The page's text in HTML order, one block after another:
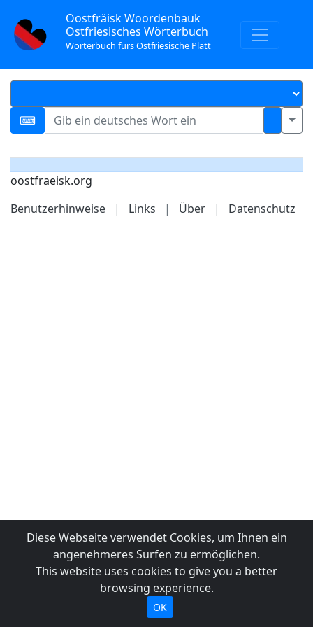
Oostfräisk Woordenbauk
Ostfriesisches Wörterbuch
Wörterbuch fürs Ostfriesische Platt
oostfraeisk.org
Benutzerhinweise
| Links | Über | Datenschutz
Diese Webseite verwendet Cookies, um Ihnen ein
angenehmeres Surfen zu ermöglichen.
This website uses cookies to give you a better
browsing experience.
OK